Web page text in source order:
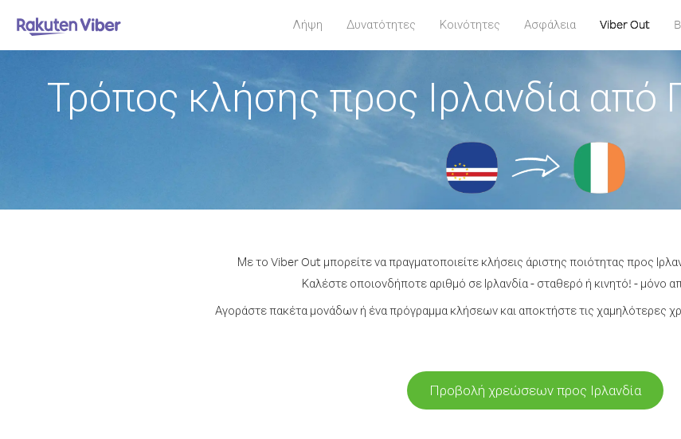
Λήψη Δυνατότητες Κοινότητες Ασφάλεια Viber Out
Τρόπος κλήσης προς Ιρλανδία
Με το Viber Out μπορείτε να πραγματοποιείτε κλήσεις άριστης ποιότητας προς
Καλέστε οποιονδήποτε αριθμό σε Ιρλανδία - σταθερό ή κινητό! - μόνο
Αγοράστε πακέτα μονάδων ή ένα πρόγραμμα κλήσεων και αποκτήστε τις χαμηλότερες
Προβολή χρεώσεων προς Ιρλανδία